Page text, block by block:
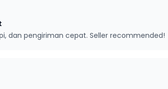
dan pengiriman cepat. Seller recommended!